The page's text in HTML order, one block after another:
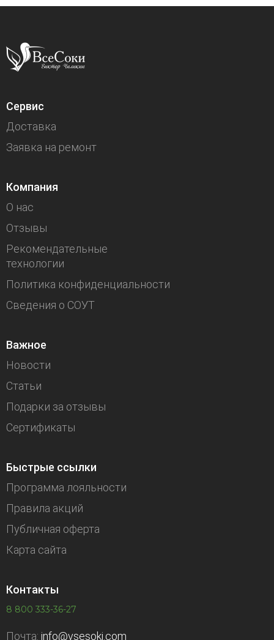
Сервис
Доставка
Заявка на ремонт
Компания
О нас
Отзывы
Рекомендательные
технологии
Политика конфиденциальности
Сведения о СОУТ
Важное
Новости
Статьи
Подарки за отзывы
Сертификаты
Быстрые ссылки
Программа лояльности
Правила акций
Публичная оферта
Карта сайта
Контакты
8 800 333-36-27
Почта: info@vsesoki.com